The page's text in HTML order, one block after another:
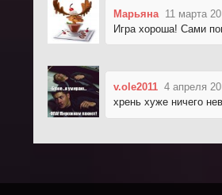
Марьяна 11 марта
Игра хороша! Сами
v.ole2011 4 апреля
хрень хуже ничего